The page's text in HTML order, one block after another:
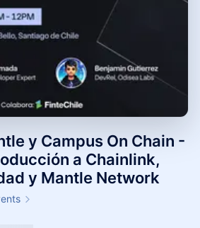
y Campus On Chain -
a Chainlink,
y Mantle Network